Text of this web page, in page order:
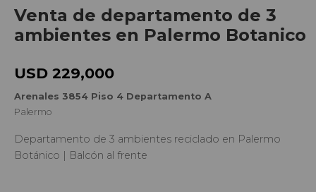
Venta de departamento de 3
ambientes en Palermo Botanico
USD 229,000
Arenales 3854 Piso 4 Departamento A
Palermo
Departamento de 3 ambientes reciclado en Palermo
Botánico | Balcón al frente